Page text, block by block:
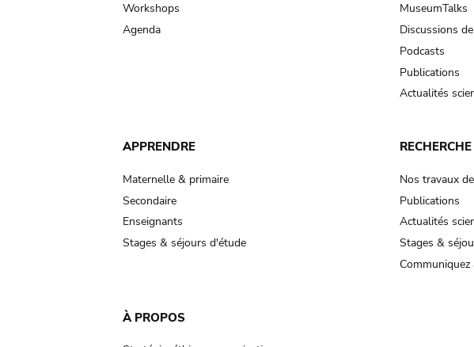
Workshops
Agenda
MuseumTalks
Discussions
Podcasts
Publications
Actualités
APPRENDRE
Maternelle & primaire
Secondaire
Enseignants
Stages & séjours d'étude
RECHERCHE
Nos travaux
Publications
Actualités
Stages &
Communiquez
À PROPOS